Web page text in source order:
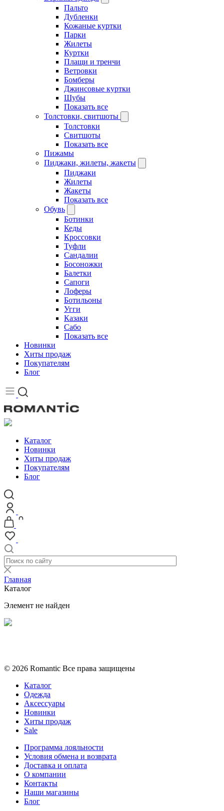
Пальто
Дубленки
Кожаные куртки
Парки
Жилеты
Куртки
Плащи и тренчи
Ветровки
Бомберы
Джинсовые куртки
Шубы
Показать все
Толстовки, свитшоты
Толстовки
Свитшоты
Показать все
Пижамы
Пиджаки, жилеты, жакеты
Пиджаки
Жилеты
Жакеты
Показать все
Обувь
Ботинки
Кеды
Кроссовки
Туфли
Сандалии
Босоножки
Балетки
Сапоги
Лоферы
Ботильоны
Угги
Казаки
Сабо
Показать все
Новинки
Хиты продаж
Покупателям
Блог
Каталог
Новинки
Хиты продаж
Покупателям
Блог
Главная
Каталог
Элемент не найден
© 2026 Romantic Все права защищены
Каталог
Одежда
Аксессуары
Новинки
Хиты продаж
Sale
Программа лояльности
Условия обмена и возврата
Доставка и оплата
О компании
Контакты
Наши магазины
Блог